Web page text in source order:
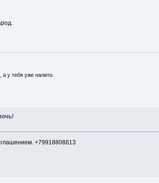
у тебя уже налито.
+79918808813